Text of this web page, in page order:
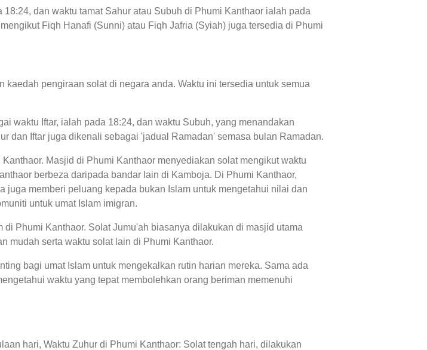
dan waktu tamat Sahur atau Subuh di Phumi Kanthaor ialah pada
Fiqh Hanafi (Sunni) atau Fiqh Jafria (Syiah) juga tersedia di Phumi
pengiraan solat di negara anda. Waktu ini tersedia untuk semua
waktu Iftar, ialah pada 18:24, dan waktu Subuh, yang menandakan
dan Iftar juga dikenali sebagai 'jadual Ramadan' semasa bulan Ramadan.
Masjid di Phumi Kanthaor menyediakan solat mengikut waktu
berbeza daripada bandar lain di Kamboja. Di Phumi Kanthaor,
juga memberi peluang kepada bukan Islam untuk mengetahui nilai dan
untuk umat Islam imigran.
Phumi Kanthaor. Solat Jumu'ah biasanya dilakukan di masjid utama
mudah serta waktu solat lain di Phumi Kanthaor.
bagi umat Islam untuk mengekalkan rutin harian mereka. Sama ada
waktu yang tepat membolehkan orang beriman memenuhi
hari, Waktu Zuhur di Phumi Kanthaor: Solat tengah hari, dilakukan